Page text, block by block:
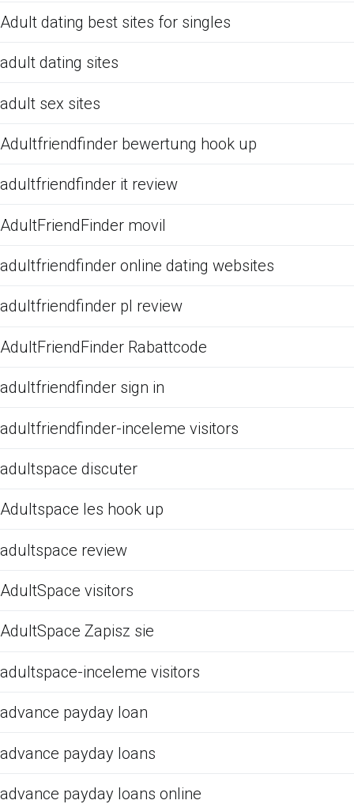
Adult dating best sites for singles
adult dating sites
adult sex sites
Adultfriendfinder bewertung hook up
adultfriendfinder it review
AdultFriendFinder movil
adultfriendfinder online dating websites
adultfriendfinder pl review
AdultFriendFinder Rabattcode
adultfriendfinder sign in
adultfriendfinder-inceleme visitors
adultspace discuter
Adultspace les hook up
adultspace review
AdultSpace visitors
AdultSpace Zapisz sie
adultspace-inceleme visitors
advance payday loan
advance payday loans
advance payday loans online